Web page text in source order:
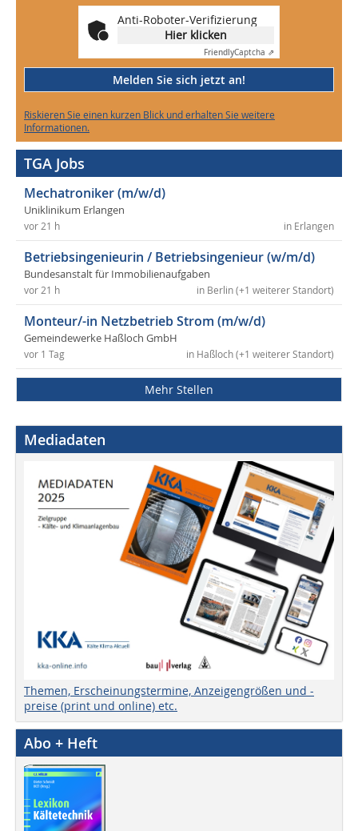
Anti-Roboter-Verifizierung
Hier klicken
FriendlyCaptcha ⇗
Melden Sie sich jetzt an!
Riskieren Sie einen kurzen Blick und erhalten Sie weitere
Informationen.
TGA Jobs
Mechatroniker (m/w/d)
Uniklinikum Erlangen
in Erlangen
vor 21 h
Betriebsingenieurin / Betriebsingenieur (w/m/d)
Bundesanstalt für Immobilienaufgaben
in Berlin (+1 weiterer Standort)
vor 21 h
Monteur/-in Netzbetrieb Strom (m/w/d)
Gemeindewerke Haßloch GmbH
in Haßloch (+1 weiterer Standort)
vor 1 Tag
Mehr Stellen
Mediadaten
Themen, Erscheinungstermine, Anzeigengrößen und -
preise (print und online) etc.
Abo + Heft